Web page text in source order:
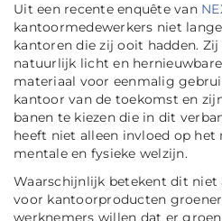
Uit een recente enquête van
kantoormedewerkers niet
kantoren die zij ooit hadden.
natuurlijk licht en
materiaal voor eenmalig
kantoor van de toekomst en
banen te kiezen die in dit
heeft niet alleen invloed op
mentale en fysieke welzijn.
Waarschijnlijk betekent dit niet
voor kantoorproducten